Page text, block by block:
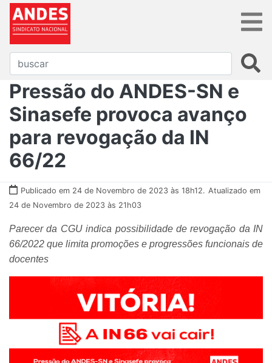
Pressão do ANDES-SN e
Sinasefe provoca avanço
para revogação da IN
66/22
Publicado em 24 de Novembro de 2023 às 18h12. Atualizado em
24 de Novembro de 2023 às 21h03
Parecer da CGU indica possibilidade de revogação da IN
66/2022 que limita promoções e progressões funcionais de
docentes